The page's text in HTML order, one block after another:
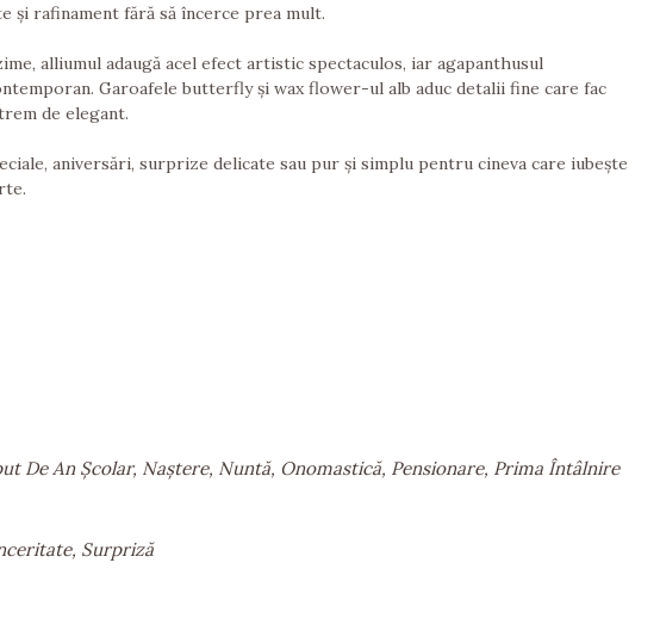
rafinament fără să încerce prea mult.
alliumul adaugă acel efect artistic spectaculos, iar agapanthusul
Garoafele butterfly și wax flower-ul alb aduc detalii fine care fac
de elegant.
aniversări, surprize delicate sau pur și simplu pentru cineva care iubește
De An Școlar, Naștere, Nuntă, Onomastică, Pensionare, Prima Întâlnire
Surpriză